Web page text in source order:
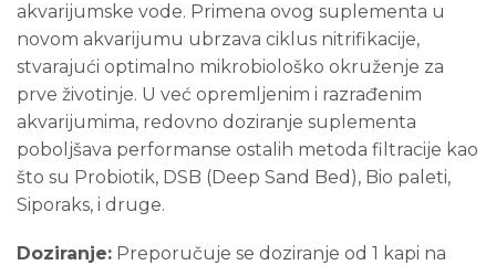
akvarijumske vode. Primena ovog suplementa u
novom akvarijumu ubrzava ciklus nitrifikacije,
stvarajući optimalno mikrobiološko okruženje za
prve životinje. U već opremljenim i razrađenim
akvarijumima, redovno doziranje suplementa
poboljšava performanse ostalih metoda filtracije kao
što su Probiotik, DSB (Deep Sand Bed), Bio paleti,
Siporaks, i druge.
Doziranje: Preporučuje se doziranje od 1 kapi na